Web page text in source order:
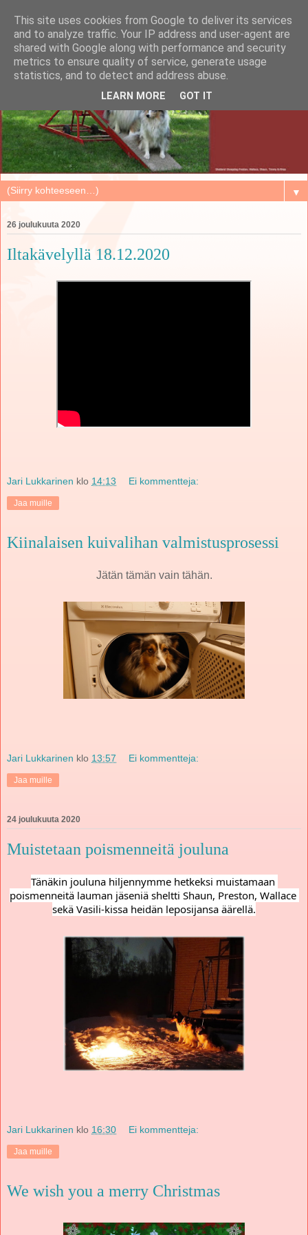
▼
26 joulukuuta 2020
Iltakävelyllä 18.12.2020
Jari Lukkarinen klo 14:13 Ei kommentteja:
Jaa muille
Kiinalaisen kuivalihan valmistusprosessi
Jätän tämän vain tähän.
Jari Lukkarinen klo 13:57 Ei kommentteja:
Jaa muille
24 joulukuuta 2020
Muistetaan poismenneitä jouluna
Tänäkin jouluna hiljennymme hetkeksi muistamaan
poismenneitä lauman jäseniä sheltti Shaun, Preston, Wallace
sekä Vasili-kissa heidän leposijansa äärellä.
Jari Lukkarinen klo 16:30 Ei kommentteja:
Jaa muille
We wish you a merry Christmas
This site uses cookies from Google to deliver its services
and to analyze traffic. Your IP address and user-agent are
shared with Google along with performance and security
metrics to ensure quality of service, generate usage
statistics, and to detect and address abuse.
LEARN MORE GOT IT